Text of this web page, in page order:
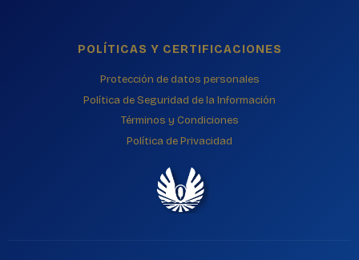
POLÍTICAS Y CERTIFICACIONES
Protección de datos personales
Política de Seguridad de la Información
Términos y Condiciones
Política de Privacidad